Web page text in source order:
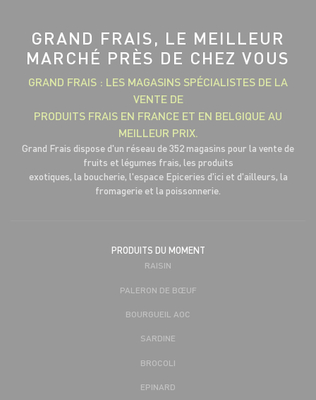
GRAND FRAIS, LE MEILLEUR
MARCHÉ PRÈS DE CHEZ VOUS
GRAND FRAIS : LES MAGASINS SPÉCIALISTES DE LA
VENTE DE
PRODUITS FRAIS EN FRANCE ET EN BELGIQUE AU
MEILLEUR PRIX.
Grand Frais dispose d'un réseau de 352 magasins pour la vente de
fruits et légumes frais, les produits
exotiques, la boucherie, l'espace Epiceries d'ici et d'ailleurs, la
fromagerie et la poissonnerie.
PRODUITS DU MOMENT
RAISIN
PALERON DE BŒUF
BOURGUEIL AOC
SARDINE
BROCOLI
EPINARD